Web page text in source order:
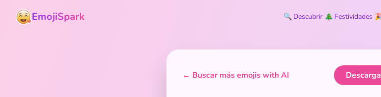
EmojiSpark 🔍 Descubrir 🎄 Festividades
← Buscar más emojis with AI